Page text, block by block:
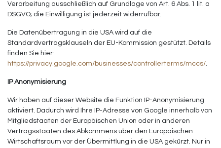
Verarbeitung ausschließlich auf Grundlage von Art. 6 Abs. 1 lit. a
DSGVO; die Einwilligung ist jederzeit widerrufbar.
Die Datenübertragung in die USA wird auf die
Standardvertragsklauseln der EU-Kommission gestützt. Details
finden Sie hier:
https://privacy.google.com/businesses/controllerterms/mccs/.
IP Anonymisierung
Wir haben auf dieser Website die Funktion IP-Anonymisierung
aktiviert. Dadurch wird Ihre IP-Adresse von Google innerhalb von
Mitgliedstaaten der Europäischen Union oder in anderen
Vertragsstaaten des Abkommens über den Europäischen
Wirtschaftsraum vor der Übermittlung in die USA gekürzt. Nur in